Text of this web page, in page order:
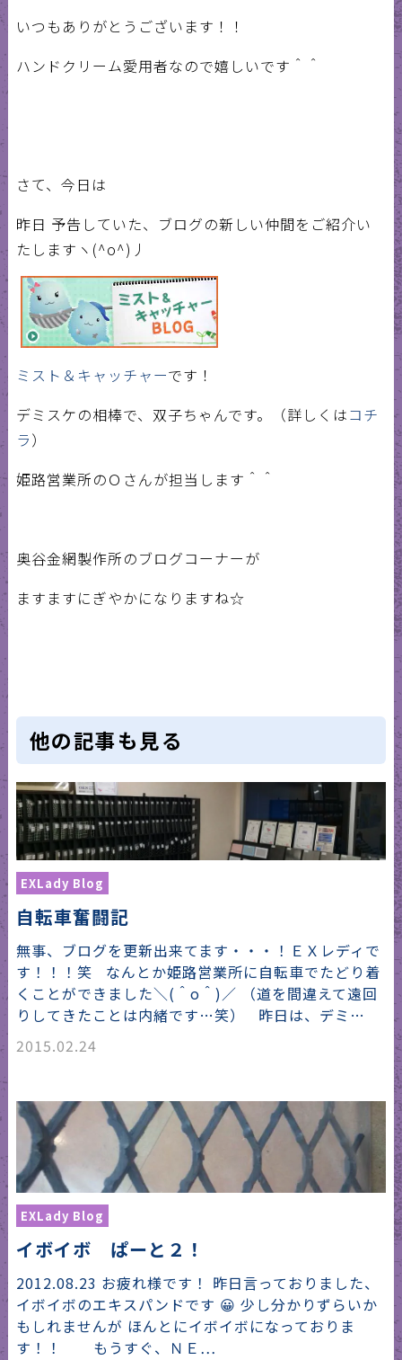
いつもありがとうございます！！
ハンドクリーム愛用者なので嬉しいです＾＾
さて、今日は
昨日 予告していた、ブログの新しい仲間をご紹介い
たしますヽ(^o^)丿
ミスト＆キャッチャーです！
デミスケの相棒で、双子ちゃんです。（詳しくはコチ
ラ）
姫路営業所のＯさんが担当します＾＾
奥谷金網製作所のブログコーナーが
ますますにぎやかになりますね☆
他の記事も見る
EXLady Blog
自転車奮闘記
無事、ブログを更新出来てます・・・！ＥＸレディで
す！！！笑 なんとか姫路営業所に自転車でたどり着
くことができました＼(＾o＾)／ （道を間違えて遠回
りしてきたことは内緒です…笑） 昨日は、デミ…
2015.02.24
EXLady Blog
イボイボ ぱーと２！
2012.08.23 お疲れ様です！ 昨日言っておりました、
イボイボのエキスパンドです 😀 少し分かりずらいか
もしれませんが ほんとにイボイボになっておりま
す！！ もうすぐ、ＮＥ…